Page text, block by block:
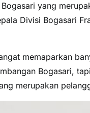
yang
Divisi Bogasari
memaparkan
Bogasari,
merupakan